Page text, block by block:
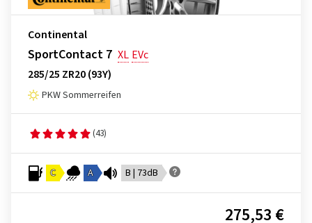
Continental
SportContact 7 XL EVc
285/25 ZR20 (93Y)
PKW Sommerreifen
(43)
C A B | 73dB
275,53 €